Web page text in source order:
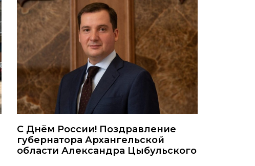
С Днём России! Поздравление
губернатора Архангельской
области Александра Цыбульского